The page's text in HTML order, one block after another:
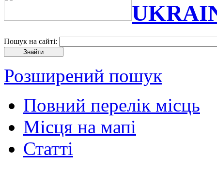
Пошук на сайті:
Розширений пошук
Повний перелік місць
Місця на мапі
Статті